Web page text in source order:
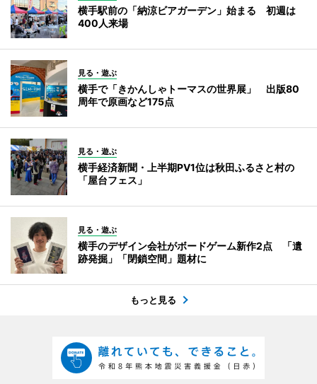
横手駅前の「納涼ビアガーデン」始まる 初週は
400人来場
見る・遊ぶ
横手で「きかんしゃトーマスの世界展」 出版80
周年で原画など175点
見る・遊ぶ
横手経済新聞・上半期PV1位は秋田ふるさと村の
「屋台フェス」
見る・遊ぶ
横手のデザイン会社がボードゲーム新作2点 「遺
跡発掘」「閉鎖空間」題材に
もっと見る